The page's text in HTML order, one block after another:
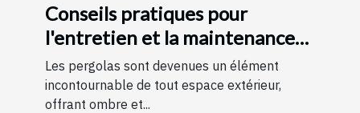
Conseils pratiques pour
l'entretien et la maintenance
des pergolas
Les pergolas sont devenues un élément
incontournable de tout espace extérieur,
offrant ombre et...